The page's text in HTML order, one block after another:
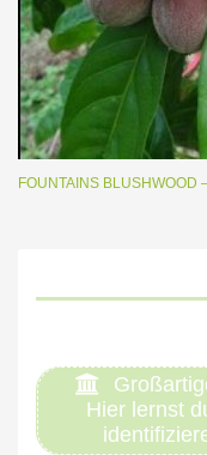
FOUNTAINS BLUSHWOOD
Hier lernst